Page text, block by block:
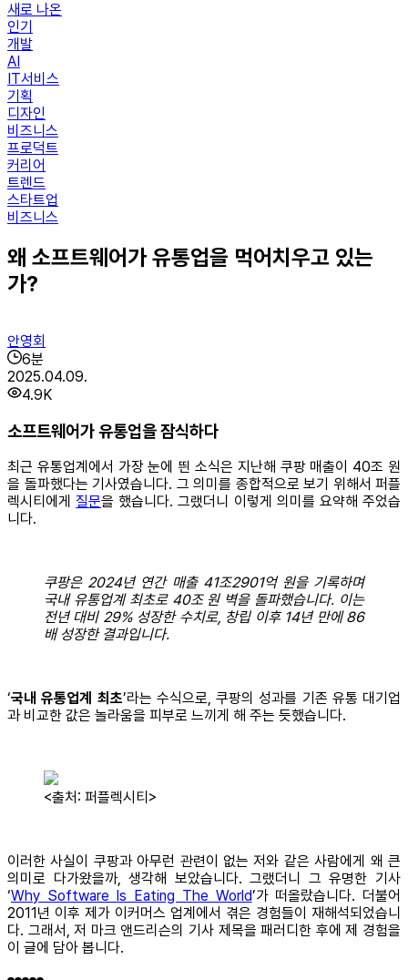
새로 나온
인기
개발
AI
IT서비스
기획
디자인
비즈니스
프로덕트
커리어
트렌드
스타트업
비즈니스
왜 소프트웨어가 유통업을 먹어치우고 있는
가?
안영회
6분
2025.04.09.
4.9K
소프트웨어가 유통업을 잠식하다
최근 유통업계에서 가장 눈에 띈 소식은 지난해 쿠팡 매출이 40조 원
을 돌파했다는 기사였습니다. 그 의미를 종합적으로 보기 위해서 퍼플
렉시티에게질문을 했습니다. 그랬더니 이렇게 의미를 요약해 주었습
니다.
쿠팡은 2024년 연간 매출 41조2901억 원을 기록하며
국내 유통업계 최초로 40조 원 벽을 돌파했습니다. 이는
전년 대비 29% 성장한 수치로, 창립 이후 14년 만에 86
배 성장한 결과입니다.
‘국내 유통업계 최초’라는 수식으로, 쿠팡의 성과를 기존 유통 대기업
과 비교한 값은 놀라움을 피부로 느끼게 해 주는 듯했습니다.
<출처: 퍼플렉시티>
이러한 사실이 쿠팡과 아무런 관련이 없는 저와 같은 사람에게 왜 큰
의미로 다가왔을까, 생각해 보았습니다. 그랬더니 그 유명한 기사
‘Why Software Is Eating The World’가 떠올랐습니다. 더불어
2011년 이후 제가 이커머스 업계에서 겪은 경험들이 재해석되었습니
다. 그래서, 저 마크 앤드리슨의 기사 제목을 패러디한 후에 제 경험을
이 글에 담아 봅니다.